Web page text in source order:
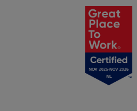
NOV 2025-NOV 2026
NL